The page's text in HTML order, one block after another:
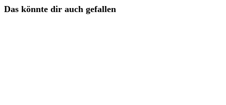
Das könnte dir auch gefallen